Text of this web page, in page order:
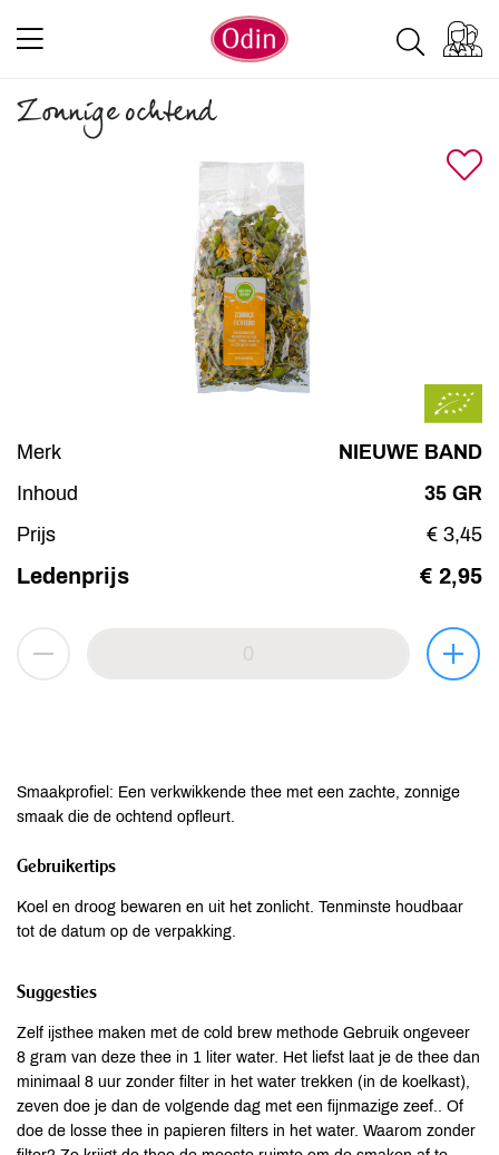
Zonnige ochtend
Merk
NIEUWE BAND
Inhoud
35 GR
Prijs
€ 3,45
Ledenprijs € 2,95
Smaakprofiel: Een verkwikkende thee met een zachte, zonnige
smaak die de ochtend opfleurt.
Gebruikertips
Koel en droog bewaren en uit het zonlicht. Tenminste houdbaar
tot de datum op de verpakking.
Suggesties
Zelf ijsthee maken met de cold brew methode Gebruik ongeveer
8 gram van deze thee in 1 liter water. Het liefst laat je de thee dan
minimaal 8 uur zonder filter in het water trekken (in de koelkast),
zeven doe je dan de volgende dag met een fijnmazige zeef.. Of
doe de losse thee in papieren filters in het water. Waarom zonder